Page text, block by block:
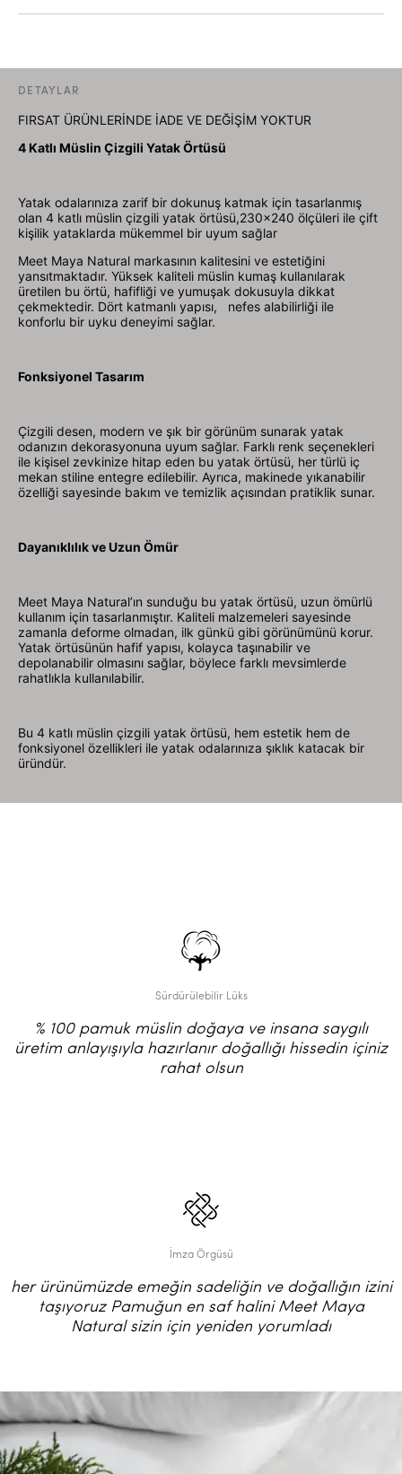
DETAYLAR
FIRSAT ÜRÜNLERİNDE İADE VE DEĞİŞİM YOKTUR
4 Katlı Müslin Çizgili Yatak Örtüsü
Yatak odalarınıza zarif bir dokunuş katmak için tasarlanmış
olan 4 katlı müslin çizgili yatak örtüsü,230x240 ölçüleri ile çift
kişilik yataklarda mükemmel bir uyum sağlar
Meet Maya Natural markasının kalitesini ve estetiğini
yansıtmaktadır. Yüksek kaliteli müslin kumaş kullanılarak
üretilen bu örtü, hafifliği ve yumuşak dokusuyla dikkat
çekmektedir. Dört katmanlı yapısı, nefes alabilirliği ile
konforlu bir uyku deneyimi sağlar.
Fonksiyonel Tasarım
Çizgili desen, modern ve şık bir görünüm sunarak yatak
odanızın dekorasyonuna uyum sağlar. Farklı renk seçenekleri
ile kişisel zevkinize hitap eden bu yatak örtüsü, her türlü iç
mekan stiline entegre edilebilir. Ayrıca, makinede yıkanabilir
özelliği sayesinde bakım ve temizlik açısından pratiklik sunar.
Dayanıklılık ve Uzun Ömür
Meet Maya Natural’ın sunduğu bu yatak örtüsü, uzun ömürlü
kullanım için tasarlanmıştır. Kaliteli malzemeleri sayesinde
zamanla deforme olmadan, ilk günkü gibi görünümünü korur.
Yatak örtüsünün hafif yapısı, kolayca taşınabilir ve
depolanabilir olmasını sağlar, böylece farklı mevsimlerde
rahatlıkla kullanılabilir.
Bu 4 katlı müslin çizgili yatak örtüsü, hem estetik hem de
fonksiyonel özellikleri ile yatak odalarınıza şıklık katacak bir
üründür.
Sürdürülebilir Lüks
% 100 pamuk müslin doğaya ve insana saygılı
üretim anlayışıyla hazırlanır doğallığı hissedin içiniz
rahat olsun
İmza Örgüsü
her ürünümüzde emeğin sadeliğin ve doğallığın izini
taşıyoruz Pamuğun en saf halini Meet Maya
Natural sizin için yeniden yorumladı